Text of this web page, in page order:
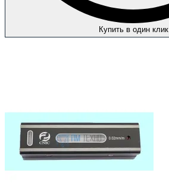
Купить в один клик